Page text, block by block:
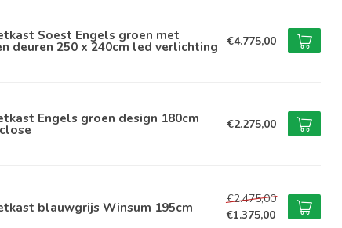
Soest Engels groen met
deuren 250 x 240cm led verlichting €4.775,00
Engels groen design 180cm €2.275,00
blauwgrijs Winsum 195cm
€2.475,00
€1.375,00